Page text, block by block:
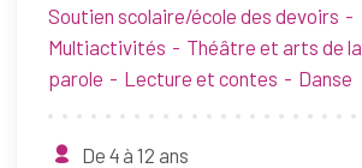
Soutien scolaire/école des devoirs
Multiactivités
Théâtre et arts de la
parole
Lecture et contes Danse
De 4 à 12 ans